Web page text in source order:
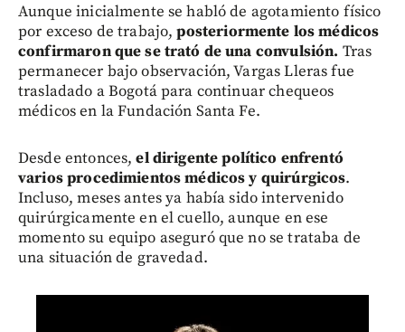
Aunque inicialmente se habló de agotamiento físico
por exceso de trabajo,posteriormente los médicos
confirmaron que se trató de una convulsión. Tras
permanecer bajo observación, Vargas Lleras fue
trasladado a Bogotá para continuar chequeos
médicos en la Fundación Santa Fe.
Desde entonces,el dirigente político enfrentó
varios procedimientos médicos y quirúrgicos.
Incluso, meses antes ya había sido intervenido
quirúrgicamente en el cuello, aunque en ese
momento su equipo aseguró que no se trataba de
una situación de gravedad.